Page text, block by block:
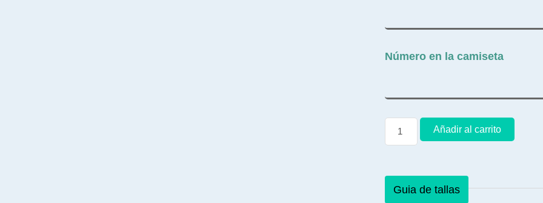
Número en la camiseta
Añadir al carrito
Guia de tallas